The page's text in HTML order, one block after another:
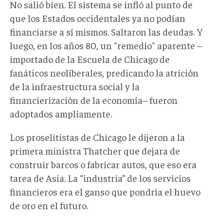
No salió bien. El sistema se infló al punto de
que los Estados occidentales ya no podían
financiarse a sí mismos. Saltaron las deudas. Y
luego, en los años 80, un "remedio" aparente –
importado de la Escuela de Chicago de
fanáticos neoliberales, predicando la atrición
de la infraestructura social y la
financierización de la economía– fueron
adoptados ampliamente.
Los proselitistas de Chicago le dijeron a la
primera ministra Thatcher que dejara de
construir barcos o fabricar autos, que eso era
tarea de Asia. La “industria” de los servicios
financieros era el ganso que pondría el huevo
de oro en el futuro.